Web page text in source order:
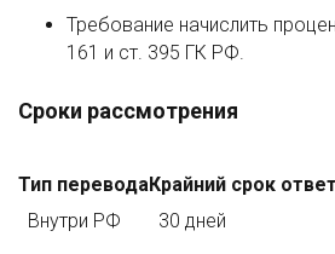
Требование начислить
161 и ст. 395 ГК РФ.
Сроки рассмотрения
Тип переводаКрайний срок
Внутри РФ
30 дней